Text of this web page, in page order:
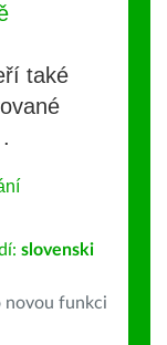
také
slovenski
novou funkci